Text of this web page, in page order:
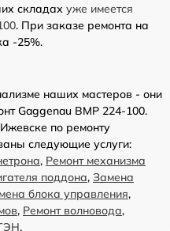
складах уже имеется
. При заказе ремонта на
-25%.
наших мастеров - они
Gaggenau BMP 224-100.
по ремонту
следующие услуги:
, Ремонт механизма
поддона, Замена
блока управления,
, Ремонт волновода,
.